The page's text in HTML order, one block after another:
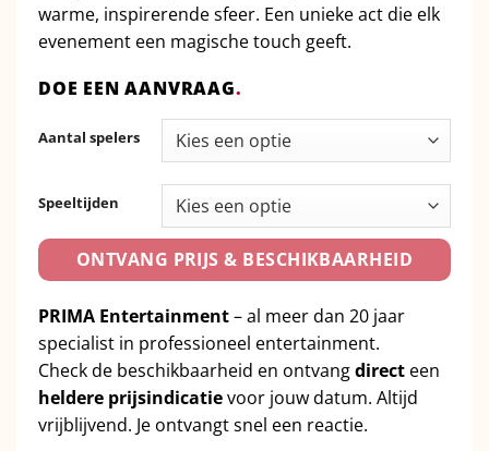
warme, inspirerende sfeer. Een unieke act die elk
evenement een magische touch geeft.
DOE EEN AANVRAAG.
Aantal spelers
Speeltijden
ONTVANG PRIJS & BESCHIKBAARHEID
PRIMA Entertainment– al meer dan 20 jaar
specialist in professioneel entertainment.
Check de beschikbaarheid en ontvangdirect een
heldere prijsindicatievoor jouw datum. Altijd
vrijblijvend. Je ontvangt snel een reactie.